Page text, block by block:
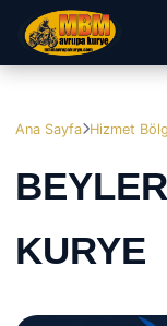
Ana Sayfa Hizmet
KURYE